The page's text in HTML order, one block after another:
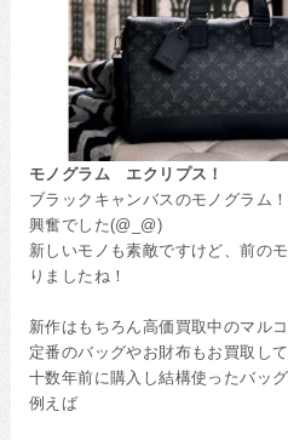
モノグラム エクリプス！
ブラックキャンバスのモノグラム
興奮でした(@_@)
新しいモノも素敵ですけど、前の
りましたね！
新作はもちろん高価買取中のマルコ
定番のバッグやお財布もお買取し
十数年前に購入し結構使ったバッ
例えば